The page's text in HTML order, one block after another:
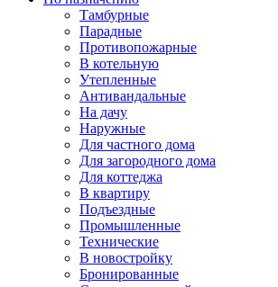
Тамбурные
Парадные
Противопожарные
В котельную
Утепленные
Антивандальные
На дачу
Наружные
Для частного дома
Для загородного дома
Для коттеджа
В квартиру
Подъездные
Промышленные
Технические
В новостройку
Бронированные